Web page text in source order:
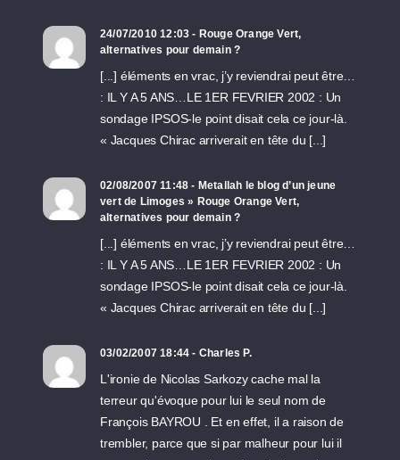
24/07/2010 12:03 - Rouge Orange Vert,
alternatives pour demain ?
[...] éléments en vrac, j’y reviendrai peut être…
: IL Y A 5 ANS…LE 1ER FEVRIER 2002 : Un
sondage IPSOS-le point disait cela ce jour-là.
« Jacques Chirac arriverait en tête du [...]
02/08/2007 11:48 - Metallah le blog d’un jeune
vert de Limoges » Rouge Orange Vert,
alternatives pour demain ?
[...] éléments en vrac, j’y reviendrai peut être…
: IL Y A 5 ANS…LE 1ER FEVRIER 2002 : Un
sondage IPSOS-le point disait cela ce jour-là.
« Jacques Chirac arriverait en tête du [...]
03/02/2007 18:44 - Charles P.
L'ironie de Nicolas Sarkozy cache mal la
terreur qu'évoque pour lui le seul nom de
François BAYROU . Et en effet, il a raison de
trembler, parce que si par malheur pour lui il